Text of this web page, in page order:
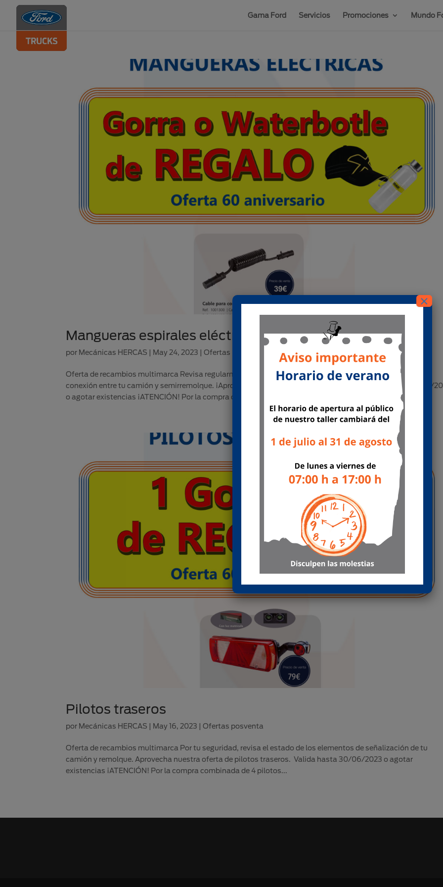
Gama Ford Servicios Promociones Mundo
Mangueras espirales eléctricas
por Mecánicas HERCAS May 24, 2023 Ofertas posventa
Oferta de recambios multimarca Revisa regularmente el estado de las mangueras espirales eléctricas de
conexión entre tu camión y semirremolque. ¡Aprovecha ahora nuestra gran promoción! Valida hasta 31/08/
o agotar existencias ¡ATENCIÓN! Por la compra de 1 manguera...
Pilotos traseros
por Mecánicas HERCAS May 16, 2023 Ofertas posventa
Oferta de recambios multimarca Por tu seguridad, revisa el estado de los elementos de señalización de tu
camión y remolque. Aprovecha nuestra oferta de pilotos traseros. Valida hasta 30/06/2023 o agotar
existencias ¡ATENCIÓN! Por la compra combinada de 4 pilotos...
×